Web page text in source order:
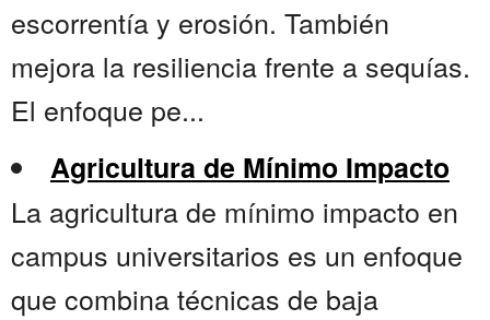
escorrentía y erosión. También
mejora la resiliencia frente a sequías.
El enfoque pe...
Agricultura de Mínimo Impacto
La agricultura de mínimo impacto en
campus universitarios es un enfoque
que combina técnicas de baja